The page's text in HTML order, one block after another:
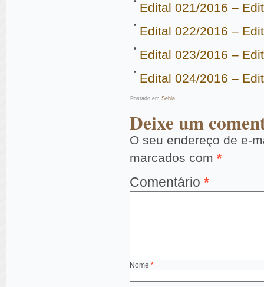
Edital 021/2016 –
Edital 022/2016 –
Edital 023/2016 –
Edital 024/2016 –
Postado em Sehla
Deixe um
O seu endereço de e-
marcados com *
Comentário *
Nome *